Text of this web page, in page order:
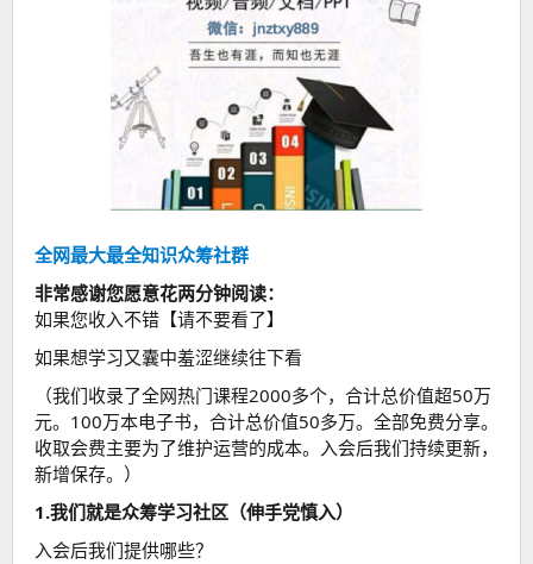
全网最大最全知识众筹社群
非常感谢您愿意花两分钟阅读：
如果您收入不错【请不要看了】
如果想学习又囊中羞涩继续往下看
（我们收录了全网热门课程2000多个，合计总价值超50万
元。100万本电子书，合计总价值50多万。全部免费分享。
收取会费主要为了维护运营的成本。入会后我们持续更新，
新增保存。）
1.我们就是众筹学习社区（伸手党慎入）
入会后我们提供哪些？